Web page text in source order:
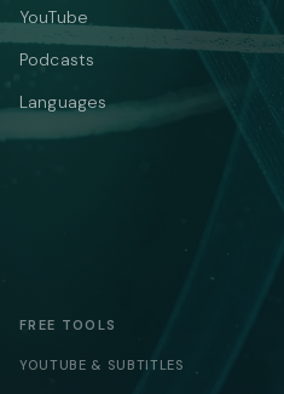
YouTube
Podcasts
Languages
FREE TOOLS
YOUTUBE & SUBTITLES